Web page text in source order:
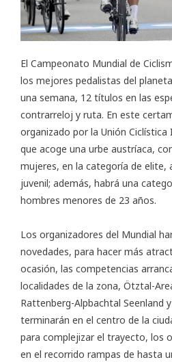
El Campeonato Mundial de
los mejores pedalistas del
una semana, 12 títulos en las
contrarreloj y ruta. En este
organizado por la Unión
que acoge una urbe austríaca,
mujeres, en la categoría de elite,
juvenil; además, habrá una
hombres menores de 23 años.
Los organizadores del Mundial
novedades, para hacer más
ocasión, las competencias
localidades de la zona, Ötztal-
Rattenberg-Alpbachtal Seenland
terminarán en el centro de la
para complejizar el trayecto, los
en el recorrido rampas de hasta